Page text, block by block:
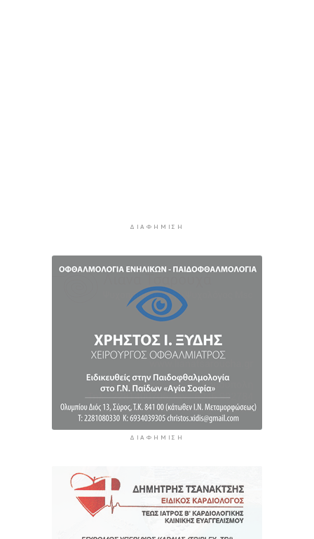
ΔΙΑΦΉΜΙΣΗ
ΔΙΑΦΉΜΙΣΗ